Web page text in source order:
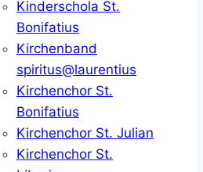
Kinderschola St.
Bonifatius
Kirchenband
spiritus@laurentius
Kirchenchor St.
Bonifatius
Kirchenchor St. Julian
Kirchenchor St.